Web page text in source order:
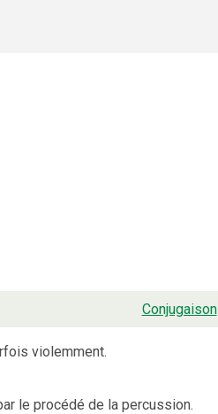
Conjugaison
violemment.
le procédé de la percussion.